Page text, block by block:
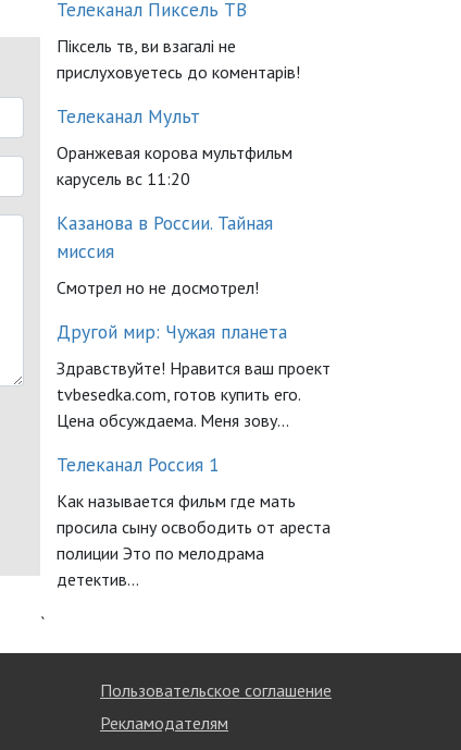
Телеканал Пиксель ТВ
Піксель тв, ви взагалі не
прислуховуетесь до коментарів!
Телеканал Мульт
Оранжевая корова мультфильм
карусель вс 11:20
Казанова в России. Тайная
миссия
Смотрел но не досмотрел!
Другой мир: Чужая планета
Здравствуйте! Нравится ваш проект
tvbesedka.com, готов купить его.
Цена обсуждаема. Меня зову...
Телеканал Россия 1
Как называется фильм где мать
просила сыну освободить от ареста
полиции Это по мелодрама
детектив...
`
Пользовательское соглашение
Рекламодателям